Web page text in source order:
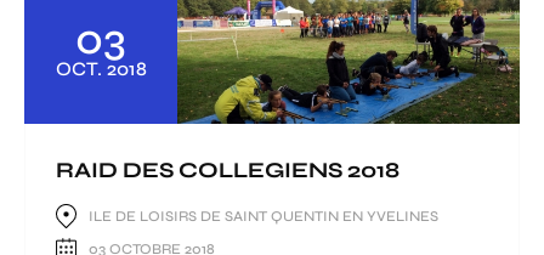
03
OCT. 2018
RAID DES COLLEGIENS 2018
ILE DE LOISIRS DE SAINT QUENTIN EN YVELINES
03 OCTOBRE 2018